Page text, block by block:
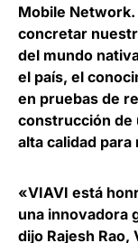
Mobile Network
concretar
del mundo
el país, el
en pruebas de
construcción de
alta calidad
«VIAVI está
una innovadora
dijo Rajesh